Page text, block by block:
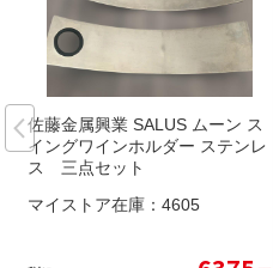
佐藤金属興業 SALUS ムーン ス
イングワインホルダー ステンレ
ス 三点セット
マイストア在庫： 4605